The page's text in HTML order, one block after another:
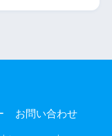
お問い合わせ